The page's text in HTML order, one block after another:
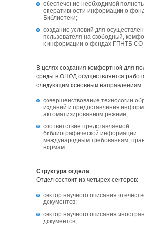
обеспечение необходимой
оперативности информации о
Библиотеки;
создание условий для
пользователя на свободный,
к информации о фондах ГПНТБ СО
В целях создания комфортной для
среды в ОНОД осуществляется
следующим основным направлениям:
совершенствование технологии
изданий и предоставления
автоматизированном режиме;
соответствие представляемой
библиографической информации
международным требованиям,
нормам.
Структура отдела.
Отдел состоит из четырех секторов:
сектор научного описания
документов;
сектор научного описания
документов;